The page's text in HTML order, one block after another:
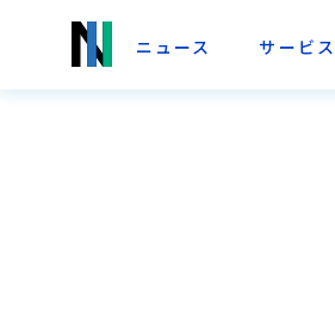
ニュース サービス